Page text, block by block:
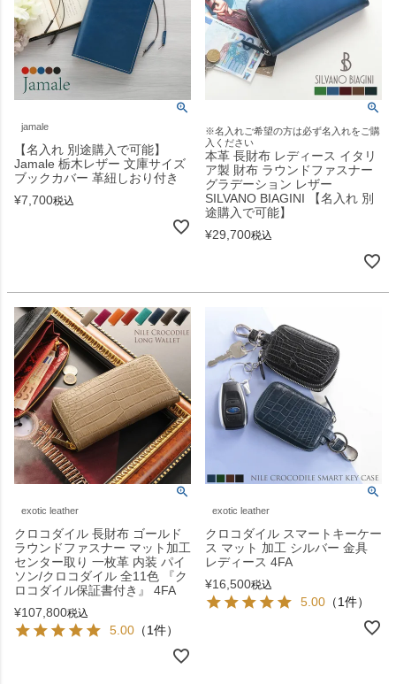
jamale
【名入れ 別途購入で可能】
Jamale 栃木レザー 文庫サイズ
ブックカバー 革紐しおり付き
¥7,700税込
※名入れご希望の方は必ず名入れをご購
入ください
本革 長財布 レディース イタリ
ア製 財布 ラウンドファスナー
グラデーション レザー
SILVANO BIAGINI 【名入れ 別
途購入で可能】
¥29,700税込
exotic leather
クロコダイル 長財布 ゴールド
ラウンドファスナー マット加工
センター取り 一枚革 内装 パイ
ソン/クロコダイル 全11色 『ク
ロコダイル保証書付き』 4FA
¥107,800税込
5.00 （1件）
exotic leather
クロコダイル スマートキーケー
ス マット 加工 シルバー 金具
レディース 4FA
¥16,500税込
5.00 （1件）